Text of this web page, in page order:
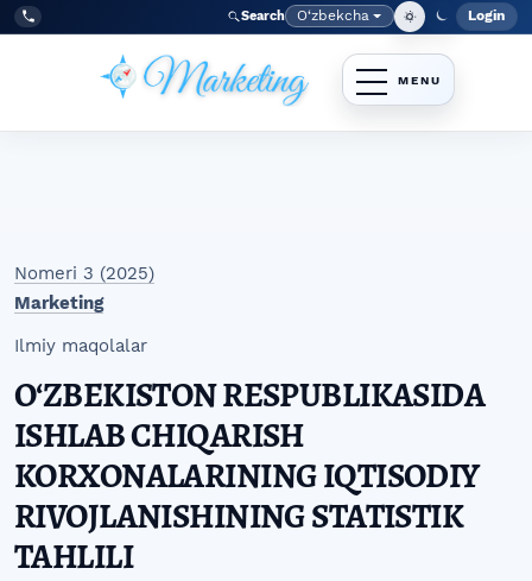
Skip to main navigation menu
Skip to main content
Skip to site footer
Tel:
+998977838464 Search Language
O‘zbekcha Login
Nomeri 3 (2025)
Marketing
Ilmiy maqolalar
OʻZBEKISTON RESPUBLIKASIDA
ISHLAB CHIQARISH
KORXONALARINING IQTISODIY
RIVOJLANISHINING STATISTIK
TAHLILI